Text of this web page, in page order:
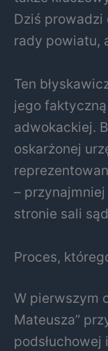
Dziś prowadzi
rady powiatu,
Ten
jego
adwokackiej.
oskarżonej
–
stronie sali
Proces,
W pierwszym
Mateusza”
podsłuchowej